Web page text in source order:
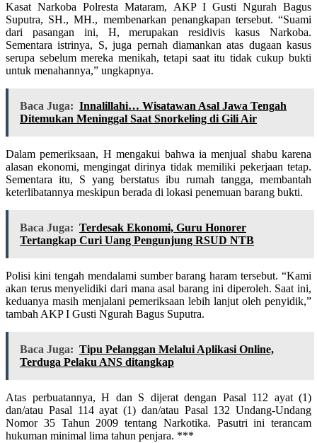
Kasat Narkoba Polresta Mataram, AKP I Gusti Ngurah Bagus
Suputra, SH., MH., membenarkan penangkapan tersebut. “Suami
dari pasangan ini, H, merupakan residivis kasus Narkoba.
Sementara istrinya, S, juga pernah diamankan atas dugaan kasus
serupa sebelum mereka menikah, tetapi saat itu tidak cukup bukti
untuk menahannya,” ungkapnya.
Baca Juga: Innalillahi… Wisatawan Asal Jawa Tengah
Ditemukan Meninggal Saat Snorkeling di Gili Air
Dalam pemeriksaan, H mengakui bahwa ia menjual shabu karena
alasan ekonomi, mengingat dirinya tidak memiliki pekerjaan tetap.
Sementara itu, S yang berstatus ibu rumah tangga, membantah
keterlibatannya meskipun berada di lokasi penemuan barang bukti.
Baca Juga: Terdesak Ekonomi, Guru Honorer
Tertangkap Curi Uang Pengunjung RSUD NTB
Polisi kini tengah mendalami sumber barang haram tersebut. “Kami
akan terus menyelidiki dari mana asal barang ini diperoleh. Saat ini,
keduanya masih menjalani pemeriksaan lebih lanjut oleh penyidik,”
tambah AKP I Gusti Ngurah Bagus Suputra.
Baca Juga: Tipu Pelanggan Melalui Aplikasi Online,
Terduga Pelaku ANS ditangkap
Atas perbuatannya, H dan S dijerat dengan Pasal 112 ayat (1)
dan/atau Pasal 114 ayat (1) dan/atau Pasal 132 Undang-Undang
Nomor 35 Tahun 2009 tentang Narkotika. Pasutri ini terancam
hukuman minimal lima tahun penjara. ***